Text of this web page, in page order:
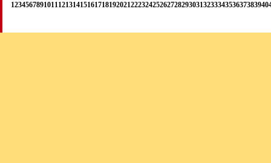
12345678910111213141516171819202122232425262728293031323334353637383940